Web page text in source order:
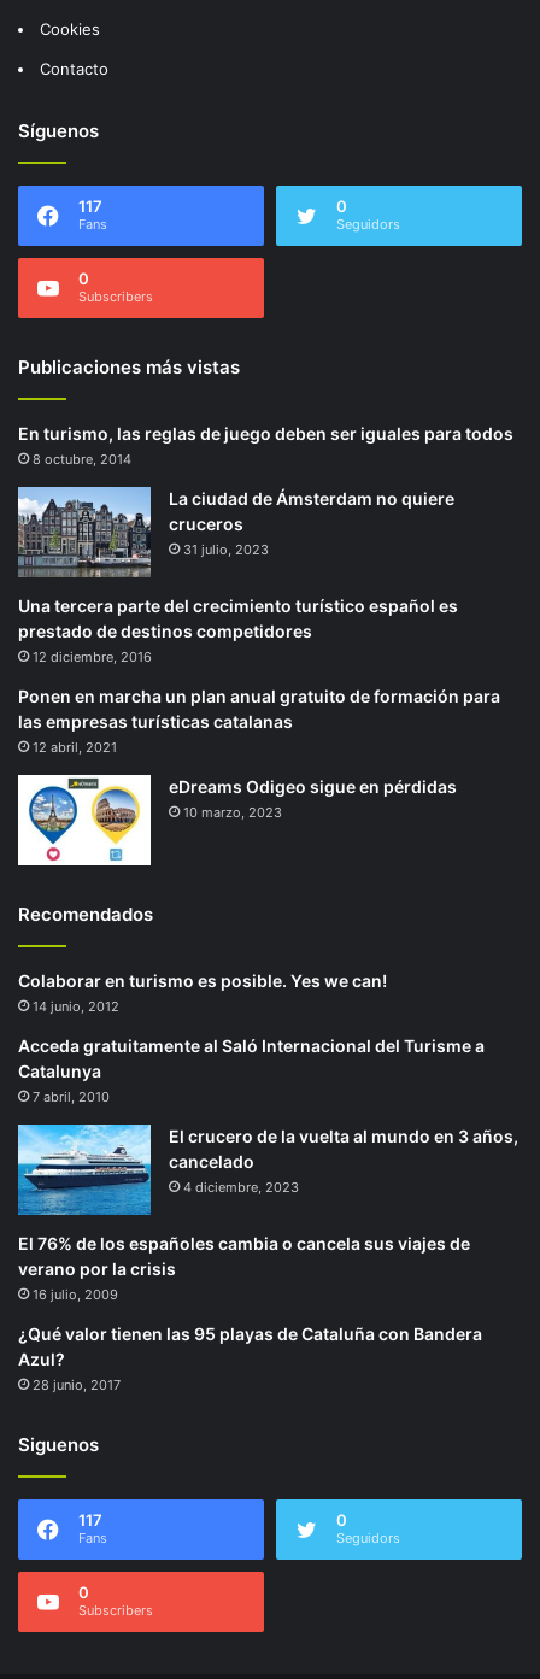
Cookies
Contacto
Síguenos
117
Fans
0
Seguidors
0
Subscribers
Publicaciones más vistas
En turismo, las reglas de juego deben ser iguales para todos
8 octubre, 2014
La ciudad de Ámsterdam no quiere
cruceros
31 julio, 2023
Una tercera parte del crecimiento turístico español es
prestado de destinos competidores
12 diciembre, 2016
Ponen en marcha un plan anual gratuito de formación para
las empresas turísticas catalanas
12 abril, 2021
eDreams Odigeo sigue en pérdidas
10 marzo, 2023
Recomendados
Colaborar en turismo es posible. Yes we can!
14 junio, 2012
Acceda gratuitamente al Saló Internacional del Turisme a
Catalunya
7 abril, 2010
El crucero de la vuelta al mundo en 3 años,
cancelado
4 diciembre, 2023
El 76% de los españoles cambia o cancela sus viajes de
verano por la crisis
16 julio, 2009
¿Qué valor tienen las 95 playas de Cataluña con Bandera
Azul?
28 junio, 2017
Siguenos
117
Fans
0
Seguidors
0
Subscribers